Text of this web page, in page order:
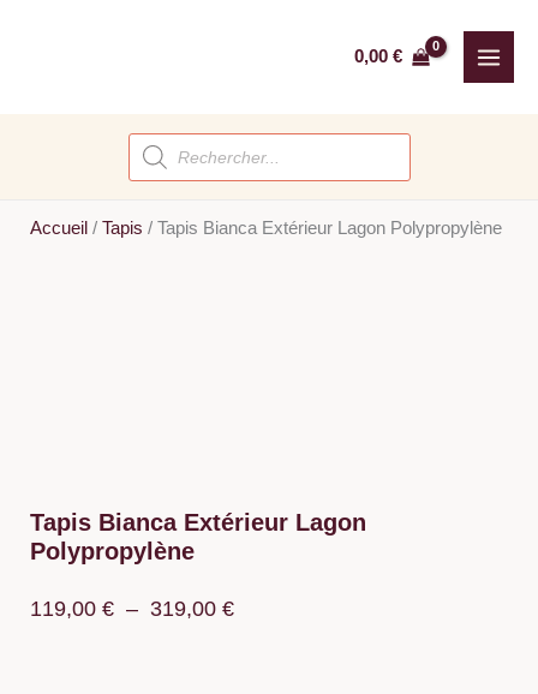
0,00 €
Recherche
de
produits
Accueil / Tapis / Tapis Bianca Extérieur Lagon Polypropylène
Tapis Bianca Extérieur Lagon
Polypropylène
119,00 € – 319,00 €Plage